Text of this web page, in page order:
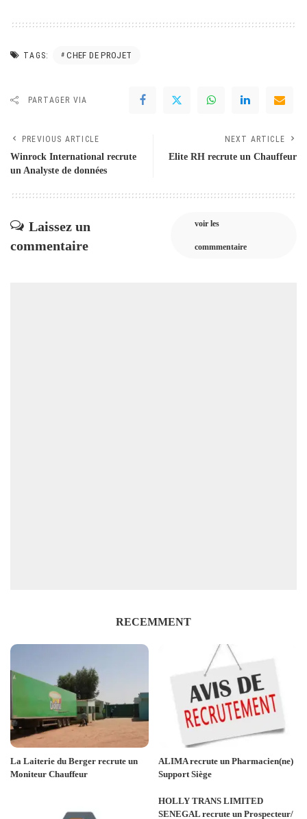
TAGS: CHEF DE PROJET
PARTAGER VIA
PREVIOUS ARTICLE
Winrock International recrute
un Analyste de données
NEXT ARTICLE
Elite RH recrute un Chauffeur
Laissez un
commentaire
voir les
commmentaire
RECEMMENT
La Laiterie du Berger recrute un
Moniteur Chauffeur
ALIMA recrute un Pharmacien(ne)
Support Siège
HOLLY TRANS LIMITED
SENEGAL recrute un Prospecteur/